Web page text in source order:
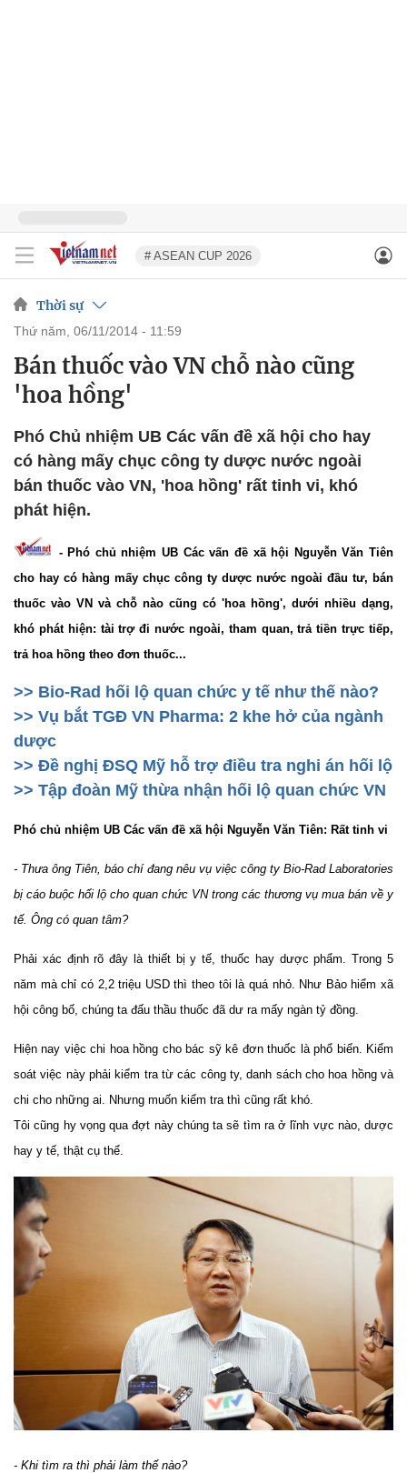
# ASEAN CUP 2026
Thời sự
thứ năm, 06/11/2014 - 11:59
Bán thuốc vào VN chỗ nào cũng
'hoa hồng'
Phó Chủ nhiệm UB Các vấn đề xã hội cho hay
có hàng mấy chục công ty dược nước ngoài
bán thuốc vào VN, 'hoa hồng' rất tinh vi, khó
phát hiện.
- Phó chủ nhiệm UB Các vấn đề xã hội Nguyễn Văn Tiên
cho hay có hàng mấy chục công ty dược nước ngoài đầu tư, bán
thuốc vào VN và chỗ nào cũng có 'hoa hồng', dưới nhiều dạng,
khó phát hiện: tài trợ đi nước ngoài, tham quan, trả tiền trực tiếp,
trả hoa hồng theo đơn thuốc...
>> Bio-Rad hối lộ quan chức y tế như thế nào?
>> Vụ bắt TGĐ VN Pharma: 2 khe hở của ngành
dược
>> Đề nghị ĐSQ Mỹ hỗ trợ điều tra nghi án hối lộ
>> Tập đoàn Mỹ thừa nhận hối lộ quan chức VN
Phó chủ nhiệm UB Các vấn đề xã hội Nguyễn Văn Tiên: Rất tinh vi
- Thưa ông Tiên, báo chí đang nêu vụ việc công ty Bio-Rad Laboratories
bị cáo buộc hối lộ cho quan chức VN trong các thương vụ mua bán về y
tế. Ông có quan tâm?
Phải xác định rõ đây là thiết bị y tế, thuốc hay dược phẩm. Trong 5
năm mà chỉ có 2,2 triệu USD thì theo tôi là quá nhỏ. Như Bảo hiểm xã
hội công bố, chúng ta đấu thầu thuốc đã dư ra mấy ngàn tỷ đồng.
Hiện nay việc chi hoa hồng cho bác sỹ kê đơn thuốc là phổ biến. Kiểm
soát việc này phải kiểm tra từ các công ty, danh sách cho hoa hồng và
chi cho những ai. Nhưng muốn kiểm tra thì cũng rất khó.
Tôi cũng hy vọng qua đợt này chúng ta sẽ tìm ra ở lĩnh vực nào, dược
hay y tế, thật cụ thể.
- Khi tìm ra thì phải làm thế nào?